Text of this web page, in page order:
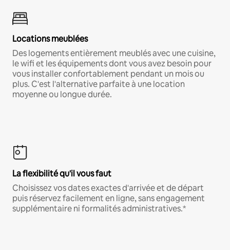
Locations meublées
Des logements entièrement meublés avec une cuisine,
le wifi et les équipements dont vous avez besoin pour
vous installer confortablement pendant un mois ou
plus. C'est l'alternative parfaite à une location
moyenne ou longue durée.
La flexibilité qu'il vous faut
Choisissez vos dates exactes d'arrivée et de départ
puis réservez facilement en ligne, sans engagement
supplémentaire ni formalités administratives.*